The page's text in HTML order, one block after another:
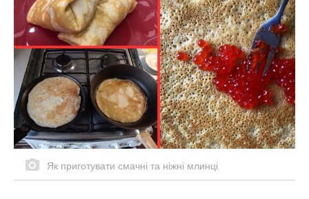
Як приготувати смачні та ніжні млинці